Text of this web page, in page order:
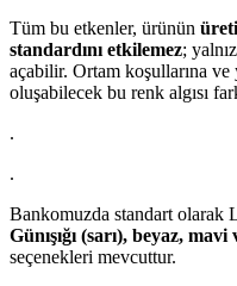
Tüm bu etkenler, ürünün
standardını etkilemez;
açabilir. Ortam koşullarına
oluşabilecek bu renk algısı
.
.
Bankomuzda standart olarak
Günışığı (sarı), beyaz, mavi
seçenekleri mevcuttur.